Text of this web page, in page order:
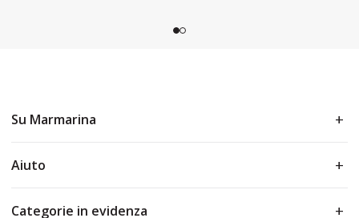
Su Marmarina
Aiuto
Categorie in evidenza